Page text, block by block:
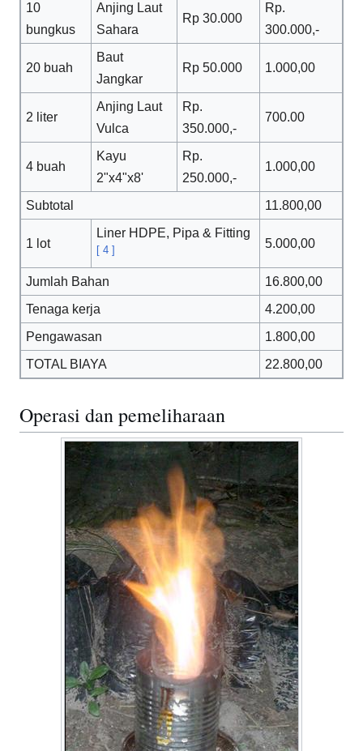
10
bungkus
Anjing Laut
Sahara
Rp 30.000
Rp.
300.000,-
20 buah
Baut
Jangkar
Rp 50.000 1.000,00
2 liter
Anjing Laut
Vulca
Rp.
350.000,-
700.00
4 buah
Kayu
2"x4"x8'
Rp.
250.000,-
1.000,00
Subtotal 11.800,00
1 lot
Liner HDPE, Pipa & Fitting
[ 4] 5.000,00
Jumlah Bahan
16.800,00
Tenaga kerja
4.200,00
Pengawasan
1.800,00
TOTAL BIAYA
22.800,00
Operasi dan pemeliharaan